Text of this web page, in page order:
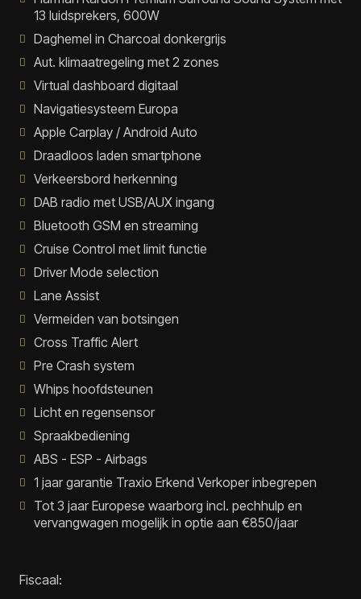
13 luidsprekers, 600W
Daghemel in Charcoal donkergrijs
Aut. klimaatregeling met 2 zones
Virtual dashboard digitaal
Navigatiesysteem Europa
Apple Carplay / Android Auto
Draadloos laden smartphone
Verkeersbord herkenning
DAB radio met USB/AUX ingang
Bluetooth GSM en streaming
Cruise Control met limit functie
Driver Mode selection
Lane Assist
Vermeiden van botsingen
Cross Traffic Alert
Pre Crash system
Whips hoofdsteunen
Licht en regensensor
Spraakbediening
ABS - ESP - Airbags
1 jaar garantie Traxio Erkend Verkoper inbegrepen
Tot 3 jaar Europese waarborg incl. pechhulp en
vervangwagen mogelijk in optie aan €850/jaar
Fiscaal: